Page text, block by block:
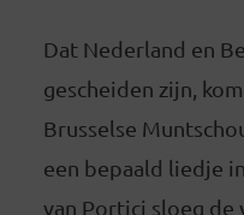
Dat Nederland en
gescheiden zijn,
Brusselse
een bepaald liedje
van Portici sloeg de